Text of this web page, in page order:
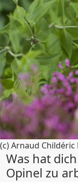
(c) Arnaud Childéric
Was hat
Opinel zu